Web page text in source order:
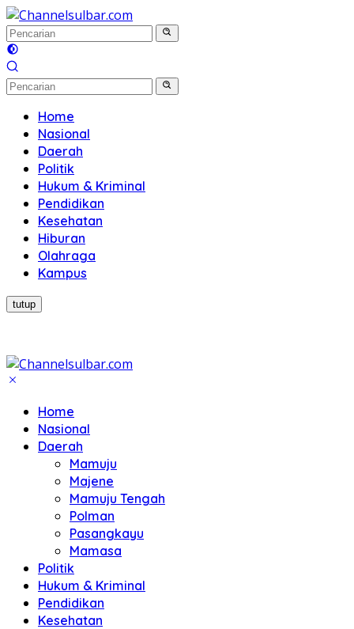
Langsung
ke
konten
Home
Nasional
Daerah
Politik
Hukum & Kriminal
Pendidikan
Kesehatan
Hiburan
Olahraga
Kampus
tutup
Home
Nasional
Daerah
Mamuju
Majene
Mamuju Tengah
Polman
Pasangkayu
Mamasa
Politik
Hukum & Kriminal
Pendidikan
Kesehatan